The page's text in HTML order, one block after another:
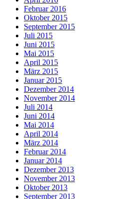
Februar 2016
Oktober 2015
September 2015
Juli 2015
Juni 2015
Mai 2015
April 2015
März 2015
Januar 2015
Dezember 2014
November 2014
Juli 2014
Juni 2014
Mai 2014
April 2014
März 2014
Februar 2014
Januar 2014
Dezember 2013
November 2013
Oktober 2013
September 2013